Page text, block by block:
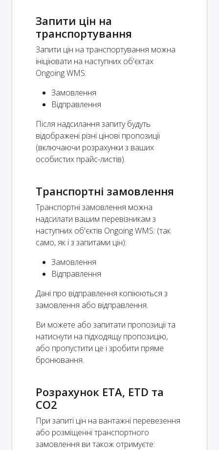
Запити цін на
транспортування
Запити цін на транспортування можна
ініціювати на наступних об'єктах
Ongoing WMS:
Замовлення
Відправлення
Після надсилання запиту будуть
відображені різні цінові пропозиції
(включаючи розрахунки з ваших
особистих прайс-листів).
Транспортні замовлення
Транспортні замовлення можна
надсилати вашим перевізникам з
наступних об'єктів Ongoing WMS: (так
само, як і з запитами цін):
Замовлення
Відправлення
Дані про відправлення копіюються з
замовлення або відправлення.
Ви можете або запитати пропозиції та
натиснути на підходящу пропозицію,
або пропустити це і зробити пряме
бронювання.
Розрахунок ETA, ETD та
CO2
При запиті цін на вантажні перевезення
або розміщенні транспортного
замовлення ви також отримуєте: